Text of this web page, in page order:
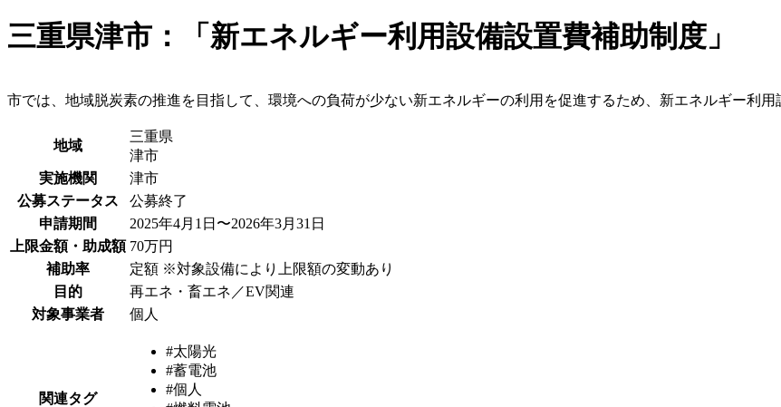
三重県津市：「新エネルギー利用設備設置費補助制度」
市では、地域脱炭素の推進を目指して、環境への負荷が少ない新エネルギーの利用を促進するため、新エネルギー利用
地域
三重県
津市
実施機関
津市
公募ステータス
公募終了
申請期間
2025年4月1日〜2026年3月31日
上限金額・助成額 70万円
補助率
定額 ※対象設備により上限額の変動あり
目的
再エネ・畜エネ／EV関連
対象事業者
個人
関連タグ
#太陽光
#蓄電池
#個人